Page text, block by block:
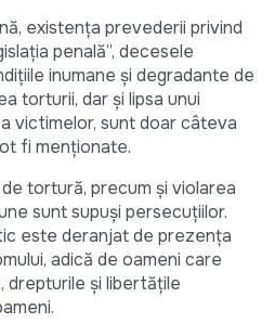
existența prevederii privind
penală”, decesele
inumane și degradante de
torturii, dar și lipsa unui
victimelor, sunt doar câteva
fi menționate.
tortură, precum și violarea
sunt supuși persecuțiilor.
este deranjat de prezența
adică de oameni care
drepturile și libertățile